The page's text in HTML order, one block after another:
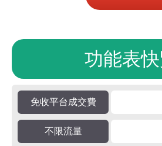
功能表
免收平台成交費
不限流量